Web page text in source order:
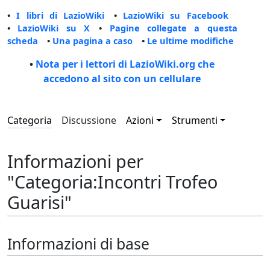
•I libri di LazioWiki • LazioWiki su Facebook
• LazioWiki su X • Pagine collegate a questa
scheda • Una pagina a caso • Le ultime modifiche
• Nota per i lettori di LazioWiki.org che
accedono al sito con un cellulare
Categoria Discussione Azioni Strumenti
Informazioni per
"Categoria:Incontri Trofeo
Guarisi"
Informazioni di base